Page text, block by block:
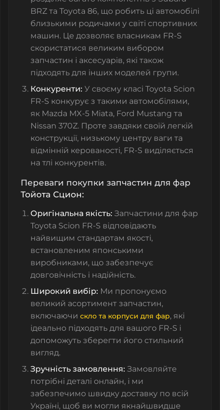
BRZ та Toyota 86, що робить ці автомобілі
близькими родичами у світі спортивних
машин. Це дозволяє власникам FR-S
скористатися великим вибором
запчастин і аксесуарів, які також
підходять для інших моделей групи.
Конкуренти: У своєму класі Toyota Scion
FR-S конкурує з такими автомобілями,
як Mazda MX-5 Miata, Ford Mustang та
Nissan 370Z. Проте завдяки своїй легкій
конструкції, низькому центру ваги та
відмінній керованості, FR-S виділяється
на тлі конкурентів.
Переваги покупки запчастин для фар
Тойота Сцион:
Оригінальна якість: Запчастини для фар
Toyota Scion FR-S відповідають
найвищим стандартам якості,
встановленим японськими
виробниками, що забезпечує
довговічність і надійність.
Широкий вибір: Ми пропонуємо
великий асортимент запчастин,
включаючи скло та корпуси для фар, які
ідеально підходять для вашого FR-S і
допоможуть зберегти його стильний
вигляд.
Зручність замовлення: Замовляйте
потрібні деталі онлайн, і ми
забезпечимо швидку доставку по всій
Україні, щоб ви могли якнайшвидше